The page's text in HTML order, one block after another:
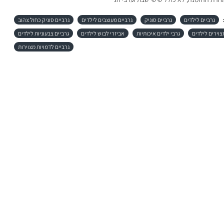
גרביים לילדים גרביים סוניק גרביים מעוצבים לילדים
גרביים סוניק כחול צהוב
לילדים
גרבי ילדים איכותיות אביזרי לבוש לילדים
גרביים צבעוניות לילדים
גרביים לדמויות מצוירות